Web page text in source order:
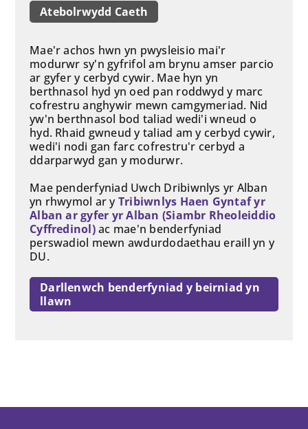
Atebolrwydd Caeth
Mae'r achos hwn yn pwysleisio mai'r
modurwr sy'n gyfrifol am brynu amser parcio
ar gyfer y cerbyd cywir. Mae hyn yn
berthnasol hyd yn oed pan roddwyd y marc
cofrestru anghywir mewn camgymeriad. Nid
yw'n berthnasol bod taliad wedi'i wneud o
hyd. Rhaid gwneud y taliad am y cerbyd cywir,
wedi'i nodi gan farc cofrestru'r cerbyd a
ddarparwyd gan y modurwr.
Mae penderfyniad Uwch Dribiwnlys yr Alban
yn rhwymol ar yTribiwnlys Haen Gyntaf yr
Alban ar gyfer yr Alban (Siambr Rheoleiddio
Cyffredinol)ac mae'n benderfyniad
perswadiol mewn awdurdodaethau eraill yn y
DU.
Darllenwch benderfyniad y beirniad yn
llawn